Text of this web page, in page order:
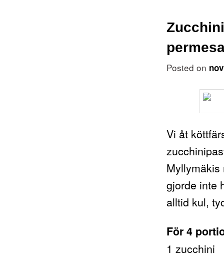
Posted on
Vi åt
Myllymäkis
gjorde inte
alltid kul,
För 4
1 zucchini